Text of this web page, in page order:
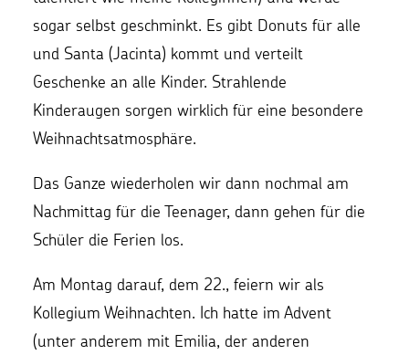
sogar selbst geschminkt. Es gibt Donuts für alle
und Santa (Jacinta) kommt und verteilt
Geschenke an alle Kinder. Strahlende
Kinderaugen sorgen wirklich für eine besondere
Weihnachtsatmosphäre.
Das Ganze wiederholen wir dann nochmal am
Nachmittag für die Teenager, dann gehen für die
Schüler die Ferien los.
Am Montag darauf, dem 22., feiern wir als
Kollegium Weihnachten. Ich hatte im Advent
(unter anderem mit Emilia, der anderen